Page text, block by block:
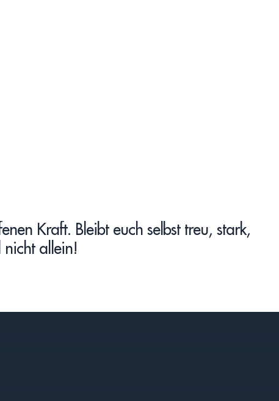
Kraft. Bleibt euch selbst treu, stark,
nicht allein!